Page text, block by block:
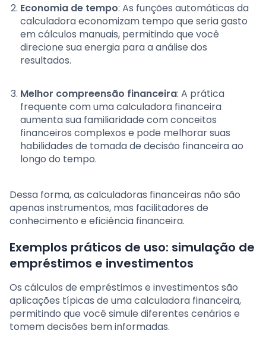
Economia de tempo: As funções automáticas da
calculadora economizam tempo que seria gasto
em cálculos manuais, permitindo que você
direcione sua energia para a análise dos
resultados.
Melhor compreensão financeira: A prática
frequente com uma calculadora financeira
aumenta sua familiaridade com conceitos
financeiros complexos e pode melhorar suas
habilidades de tomada de decisão financeira ao
longo do tempo.
Dessa forma, as calculadoras financeiras não são
apenas instrumentos, mas facilitadores de
conhecimento e eficiência financeira.
Exemplos práticos de uso: simulação de
empréstimos e investimentos
Os cálculos de empréstimos e investimentos são
aplicações típicas de uma calculadora financeira,
permitindo que você simule diferentes cenários e
tomem decisões bem informadas.